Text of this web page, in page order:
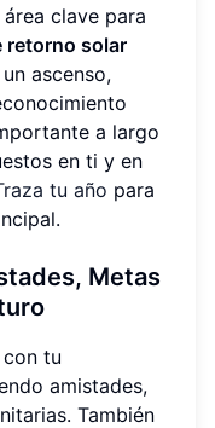
clave para
retorno solar
ascenso,
a largo
en ti y en
tu año para
Metas
tu
amistades,
También